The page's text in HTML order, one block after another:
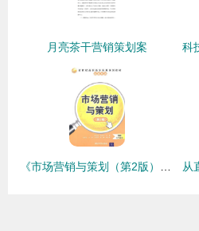
月亮茶干营销策划案